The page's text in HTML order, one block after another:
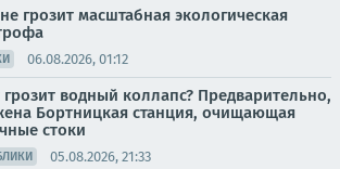
грозит масштабная экологическая
06.08.2026, 01:12
грозит водный коллапс? Предварительно,
Бортницкая станция, очищающая
стоки
05.08.2026, 21:33